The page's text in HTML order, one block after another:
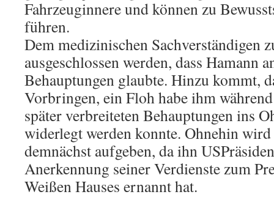
Fahrzeuginnere und können zu
führen.
Dem medizinischen Sachverständigen
ausgeschlossen werden, dass Hamann
Behauptungen glaubte. Hinzu kommt,
Vorbringen, ein Floh habe ihm
später verbreiteten Behauptungen ins
widerlegt werden konnte. Ohnehin wird
demnächst aufgeben, da ihn
Anerkennung seiner Verdienste zum
Weißen Hauses ernannt hat.